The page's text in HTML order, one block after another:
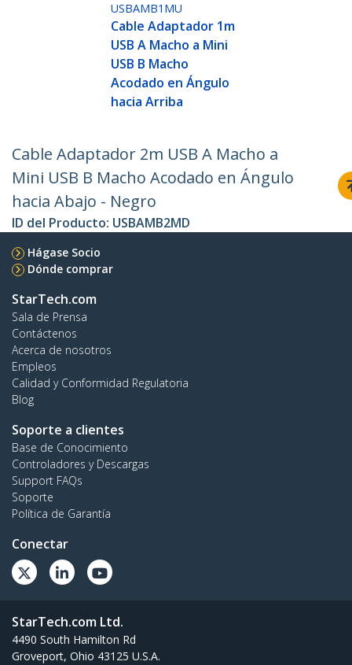
USBAMB1MU
Cable Adaptador 1m
USB A Macho a Mini
USB B Macho
Acodado en Ángulo
hacia Arriba
Cable Adaptador 2m USB A Macho a
Mini USB B Macho Acodado en Ángulo
hacia Abajo - Negro
ID del Producto: USBAMB2MD
Hágase Socio
Dónde comprar
StarTech.com
Sala de Prensa
Contáctenos
Acerca de nosotros
Empleos
Calidad y Conformidad Regulatoria
Blog
Soporte a clientes
Base de Conocimiento
Controladores y Descargas
Support FAQs
Soporte
Política de Garantía
Conectar
StarTech.com Ltd.
4490 South Hamilton Rd
Groveport, Ohio 43125 U.S.A.